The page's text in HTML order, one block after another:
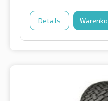
Details